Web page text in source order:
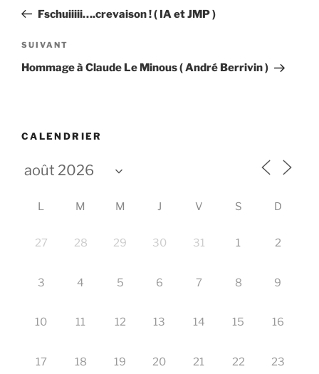
l’article
précédent
Fschuiiiii….crevaison ! ( IA et JMP )
Article
suivant
SUIVANT
Hommage à Claude Le Minous ( André Berrivin )
CALENDRIER
L M M J V S D
27 28 29 30 31 1 2
3 4 5 6 7 8 9
10 11 12 13 14 15 16
17 18 19 20 21 22 23